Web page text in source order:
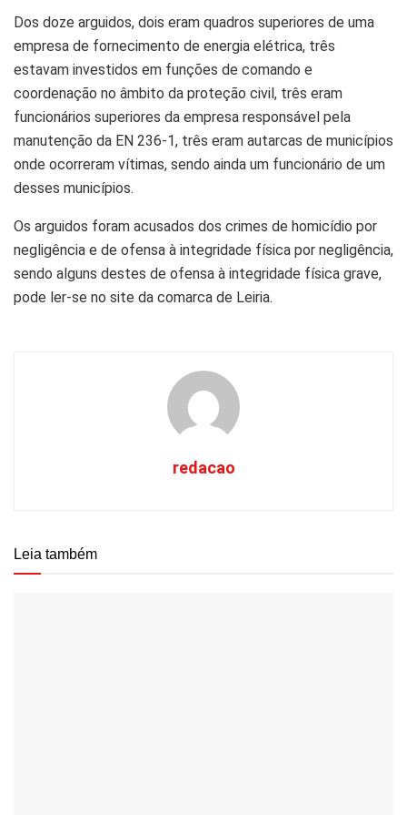
Dos doze arguidos, dois eram quadros superiores de uma
empresa de fornecimento de energia elétrica, três
estavam investidos em funções de comando e
coordenação no âmbito da proteção civil, três eram
funcionários superiores da empresa responsável pela
manutenção da EN 236-1, três eram autarcas de municípios
onde ocorreram vítimas, sendo ainda um funcionário de um
desses municípios.
Os arguidos foram acusados dos crimes de homicídio por
negligência e de ofensa à integridade física por negligência,
sendo alguns destes de ofensa à integridade física grave,
pode ler-se no site da comarca de Leiria.
redacao
Leia também